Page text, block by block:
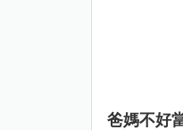
爸媽不好